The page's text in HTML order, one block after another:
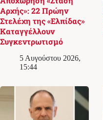
Αρχής»: 22 Πρώην
Στελέχη της «Ελπίδας»
Καταγγέλλουν
Συγκεντρωτισμό
5 Αυγούστου 2026,
15:44